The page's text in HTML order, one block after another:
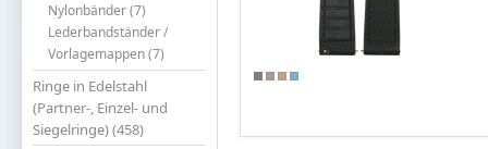
Nylonbänder (7)
Lederbandständer /
Vorlagemappen (7)
Ringe in Edelstahl
(Partner-, Einzel- und
Siegelringe) (458)